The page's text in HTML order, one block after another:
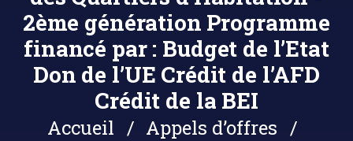
2ème génération Programme
financé par : Budget de l’Etat
Don de l’UE Crédit de l’AFD
Crédit de la BEI
Accueil
Appels d’offres